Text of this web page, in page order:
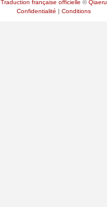
Traduction française officielle ©Qiaeru
Confidentialité | Conditions